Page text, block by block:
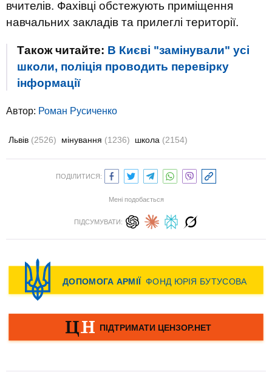
вчителів. Фахівці обстежують приміщення
навчальних закладів та прилеглі території.
Також читайте: В Києві "замінували" усі
школи, поліція проводить перевірку
інформації
Автор: Роман Русиченко
Львів (2526) мінування (1236) школа (2154)
ПОДІЛИТИСЯ:
Мені подобається
ПІДСУМУВАТИ: